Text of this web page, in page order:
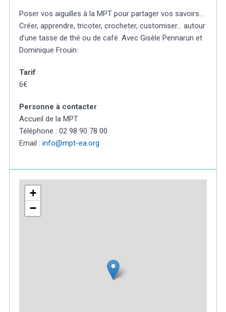
Poser vos aiguilles à la MPT pour partager vos savoirs...
Créer, apprendre, tricoter, crocheter, customiser... autour
d’une tasse de thé ou de café. Avec Gisèle Pennarun et
Dominique Frouin
Tarif
6€
Personne à contacter
Accueil de la MPT
Téléphone : 02 98 90 78 00
Email : info@mpt-ea.org
+
−